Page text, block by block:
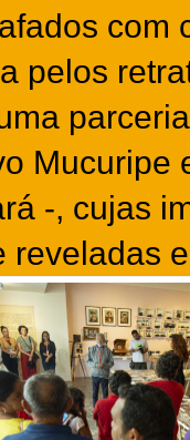
com
pelos
Mucuripe
-, cujas
reveladas